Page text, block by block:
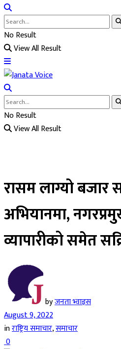
No Result
View All Result
No Result
View All Result
रासम लाग्यो बजार
अभियानमा,
व्यापारीको समेत
byजनता भ्वाइस
August 9, 2022
inराष्ट्रिय समाचार,समाचार
0